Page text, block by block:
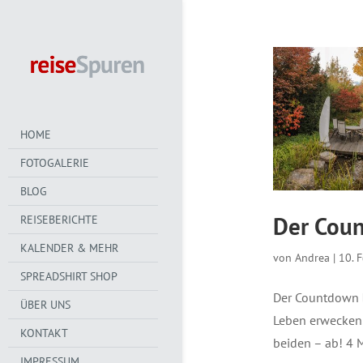
HOME
FOTOGALERIE
BLOG
REISEBERICHTE
KALENDER & MEHR
SPREADSHIRT SHOP
ÜBER UNS
KONTAKT
Der
von Andrea | 10.
Der
Leben
beiden – ab! 4